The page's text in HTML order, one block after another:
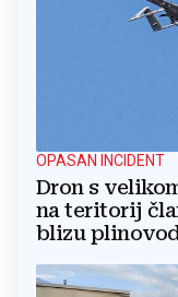
OPASAN INCIDENT
Dron s
na teritorij
blizu